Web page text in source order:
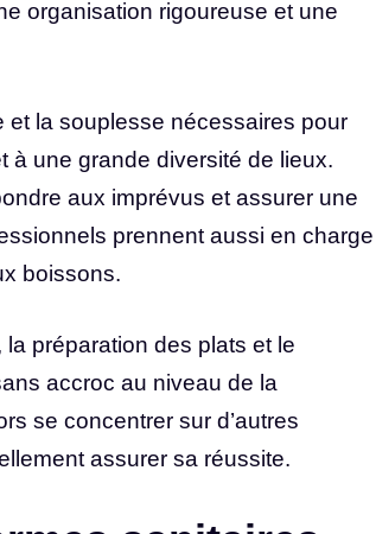
organisation rigoureuse et une
et la souplesse nécessaires pour
à une grande diversité de lieux.
aux imprévus et assurer une
prennent aussi en charge
boissons.
préparation des plats et le
accroc au niveau de la
se concentrer sur d’autres
assurer sa réussite.